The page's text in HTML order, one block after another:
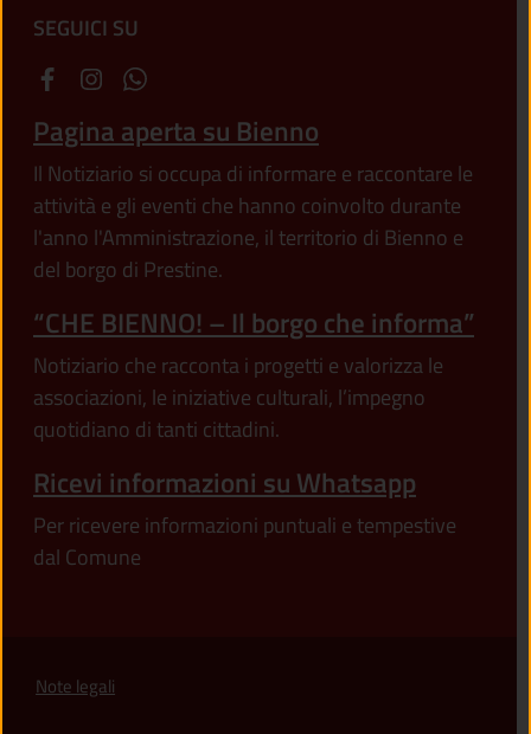
SEGUICI SU
Pagina aperta su Bienno
Il Notiziario si occupa di informare e raccontare le
attività e gli eventi che hanno coinvolto durante
l'anno l'Amministrazione, il territorio di Bienno e
del borgo di Prestine.
“CHE BIENNO! – Il borgo che informa”
Notiziario che racconta i progetti e valorizza le
associazioni, le iniziative culturali, l’impegno
quotidiano di tanti cittadini.
Ricevi informazioni su Whatsapp
Per ricevere informazioni puntuali e tempestive
dal Comune
Note legali